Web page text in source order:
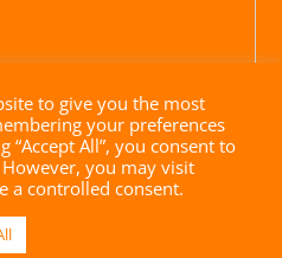
|
to give you the most
your preferences
“Accept All”, you consent to
you may visit
a controlled consent.